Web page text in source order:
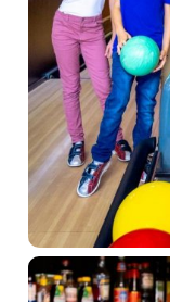
Pobyty
Zážitky pre